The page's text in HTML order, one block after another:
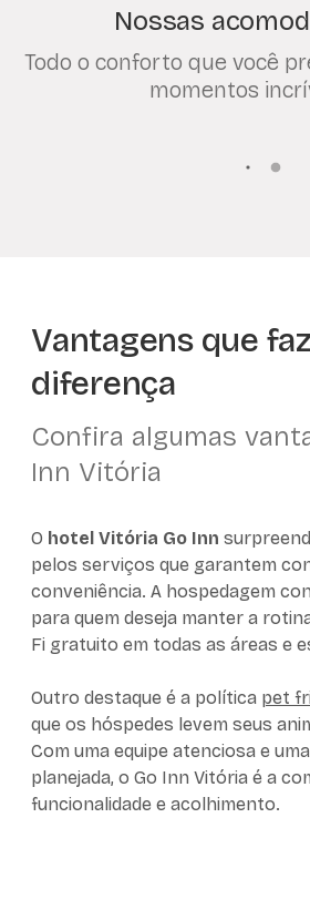
Nossas
Todo o conforto que você
momentos
Vantagens que
diferença
Confira algumas
Inn Vitória
O hotel Vitória Go Inn
pelos serviços que garantem
conveniência. A hospedagem
para quem deseja manter a
Fi gratuito em todas as áreas e
Outro destaque é a política pet
que os hóspedes levem seus
Com uma equipe atenciosa e
planejada, o Go Inn Vitória é a
funcionalidade e acolhimento.